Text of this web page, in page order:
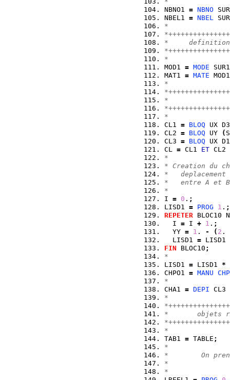
NBNO1 = NBNO
NBEL1 = NBEL
*
*     definition
*
MOD1 = MODE
MAT1 = MATE
*
*
*
CL1 = BLOQ UX D3
CL2 = BLOQ UY (
CL3 = BLOQ UX D1
CL = CL1 ET CL2
*
* Creation du
*
*   entre A et
*
I = 0 . ;
LISD1 = PROG 1 . ;
REPETER BLOC10
  I
= I + 1 . ;
  YY
= 1 . - ( 2 .
  LISD1
= LISD1
FIN BLOC10 ;
*
LISD1 = LISD1 *
CHPO1 = MANU
*
CHA1 = DEPI CL3
*
*       objets
*
TAB1 = TABLE ;
*
*        On prend
*
*